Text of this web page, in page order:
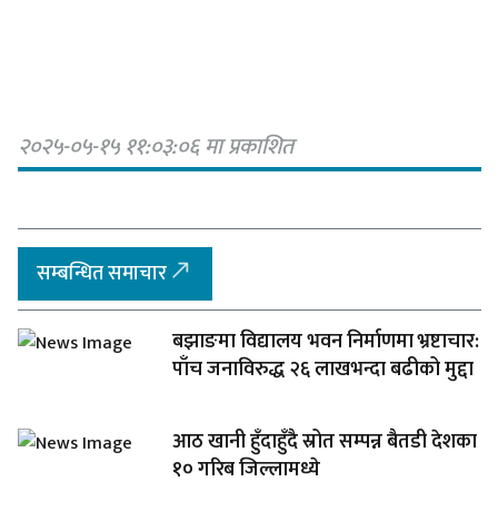
२०२५-०५-१५ ११:०३:०६ मा प्रकाशित
सम्बन्धित समाचार
बझाङमा विद्यालय भवन निर्माणमा भ्रष्टाचार:
पाँच जनाविरुद्ध २६ लाखभन्दा बढीको मुद्दा
आठ खानी हुँदाहुँदै स्रोत सम्पन्न बैतडी देशका
१० गरिब जिल्लामध्ये